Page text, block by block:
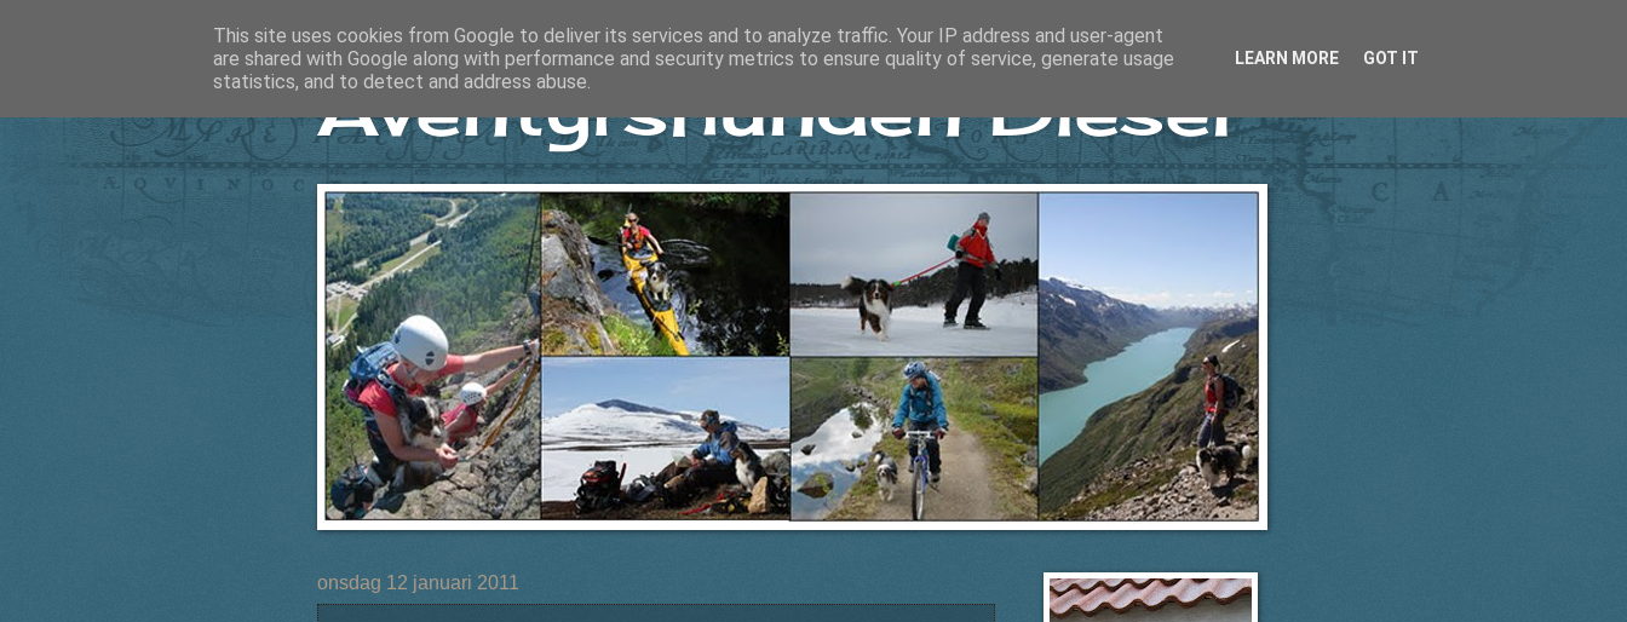
Äventyrshunden Diesel
onsdag 12 januari 2011
This site uses cookies from Google to deliver its services and to analyze traffic. Your IP address and user-agent
are shared with Google along with performance and security metrics to ensure quality of service, generate usage
statistics, and to detect and address abuse.
LEARN MORE GOT IT